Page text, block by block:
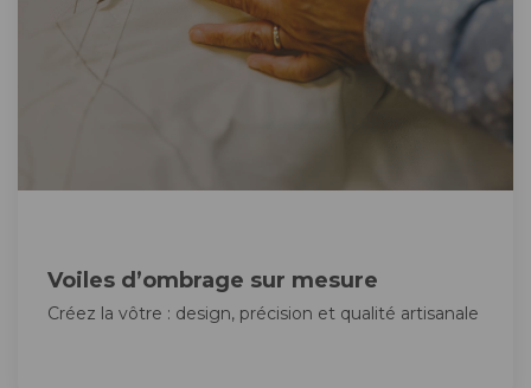
Voiles d’ombrage sur mesure
Créez la vôtre : design, précision et qualité artisanale